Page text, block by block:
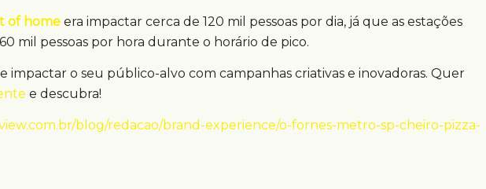
of home era impactar cerca de 120 mil pessoas por dia, já que as estações
mil pessoas por hora durante o horário de pico.
impactar o seu público-alvo com campanhas criativas e inovadoras. Quer
e descubra!
blog/redacao/brand-experience/o-fornes-metro-sp-cheiro-pizza-